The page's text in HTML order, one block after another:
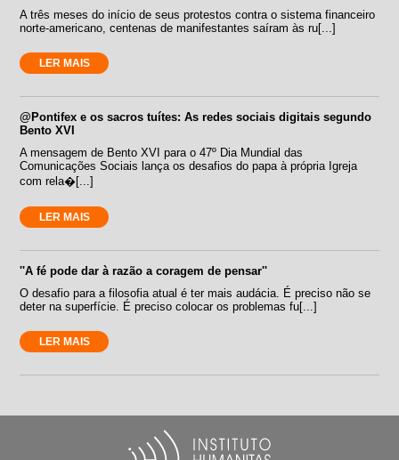
A três meses do início de seus protestos contra o sistema financeiro
norte-americano, centenas de manifestantes saíram às ru[...]
LER MAIS
@Pontifex e os sacros tuítes: As redes sociais digitais segundo
Bento XVI
A mensagem de Bento XVI para o 47º Dia Mundial das
Comunicações Sociais lança os desafios do papa à própria Igreja
com rela�[...]
LER MAIS
''A fé pode dar à razão a coragem de pensar''
O desafio para a filosofia atual é ter mais audácia. É preciso não se
deter na superfície. É preciso colocar os problemas fu[...]
LER MAIS